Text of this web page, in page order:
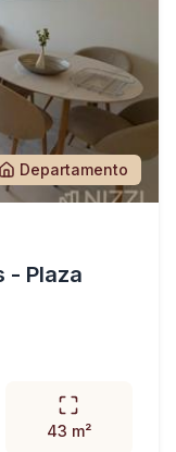
Departamento
- Plaza
43 m²